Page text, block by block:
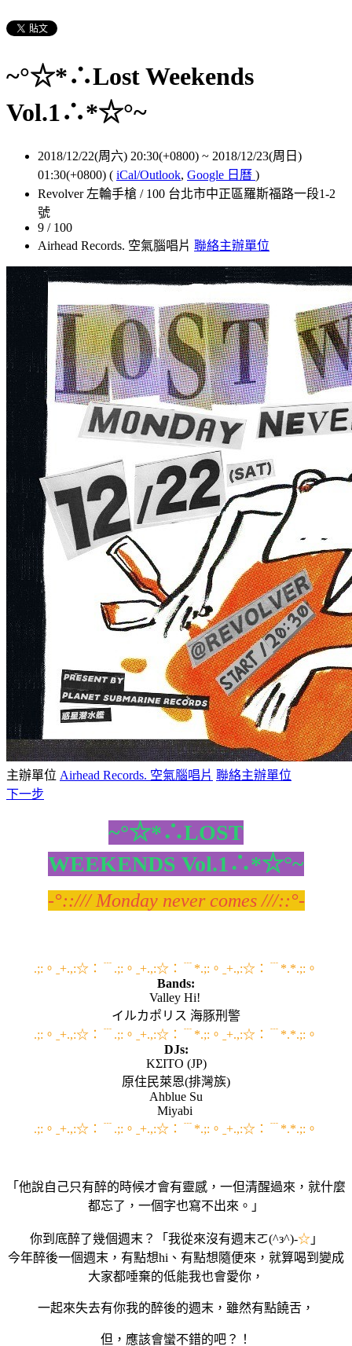
~°☆*∴Lost Weekends
Vol.1∴*☆°~
2018/12/22(周六) 20:30(+0800) ~ 2018/12/23(周日)
01:30(+0800) ( iCal/Outlook, Google 日曆 )
Revolver 左輪手槍 / 100 台北市中正區羅斯福路一段1-2
號
9 / 100
Airhead Records. 空氣腦唱片 聯絡主辦單位
主辦單位 Airhead Records. 空氣腦唱片 聯絡主辦單位
下一步
~°☆*∴LOST
WEEKENDS Vol.1∴*☆°~
-°::/// Monday never comes ///::°-
.;:。ˍ+.,:☆：﹉.;:。ˍ+.,:☆：﹉*.;:。ˍ+.,:☆：﹉*.*.;:。
Bands:
Valley Hi!
イルカポリス 海豚刑警
.;:。ˍ+.,:☆：﹉.;:。ˍ+.,:☆：﹉*.;:。ˍ+.,:☆：﹉*.*.;:。
DJs:
KΣITO (JP)
原住民萊恩(排灣族)
Ahblue Su
Miyabi
.;:。ˍ+.,:☆：﹉.;:。ˍ+.,:☆：﹉*.;:。ˍ+.,:☆：﹉*.*.;:。
「他說自己只有醉的時候才會有靈感，一但清醒過來，就什麼
都忘了，一個字也寫不出來。」
你到底醉了幾個週末？「我從來沒有週末ㄛ(^з^)-☆」
今年醉後一個週末，有點想hi、有點想隨便來，就算喝到變成
大家都唾棄的低能我也會愛你，
一起來失去有你我的醉後的週末，雖然有點饒舌，
但，應該會蠻不錯的吧？！